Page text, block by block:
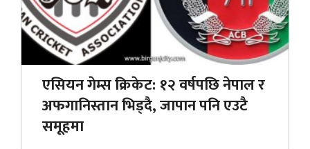
एसियन गेम्स क्रिकेट: १२ वर्षपछि नेपाल र
अफगानिस्तान भिड्दै, जापान पनि एउटै
समूहमा